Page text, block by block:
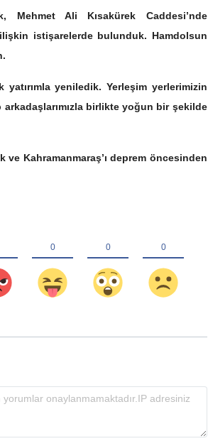
Mehmet Ali Kısakürek Caddesi’nde
istişarelerde bulunduk. Hamdolsun
yeniledik. Yerleşim yerlerimizin
birlikte yoğun bir şekilde
ve Kahramanmaraş’ı deprem öncesinden